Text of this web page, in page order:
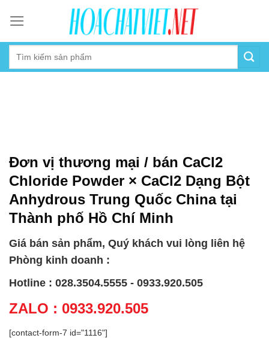
content
Đơn vị thương mại / bán CaCl2
Chloride Powder × CaCl2 Dạng Bột
Anhydrous Trung Quốc China tại
Thành phố Hồ Chí Minh
Giá bán sản phẩm, Quý khách vui lòng liên hệ
Phòng kinh doanh :
Hotline : 028.3504.5555 - 0933.920.505
ZALO : 0933.920.505
[contact-form-7 id="1116"]